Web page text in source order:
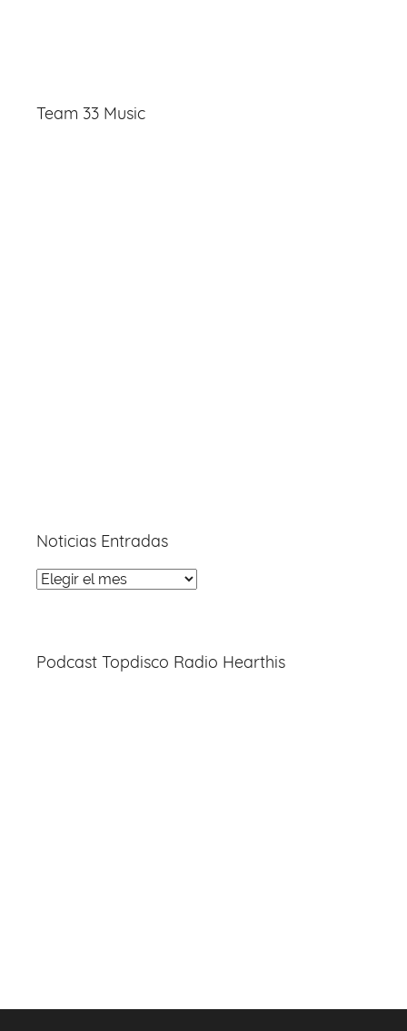
Team 33 Music
Noticias Entradas
Noticias
Podcast Topdisco Radio Hearthis